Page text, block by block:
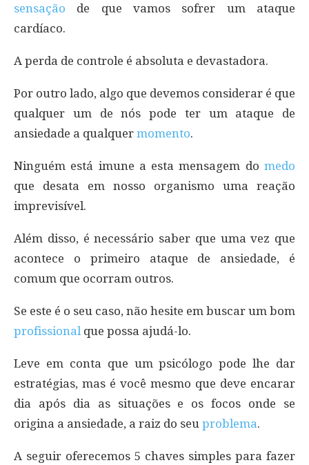
sensação de que vamos sofrer um ataque
cardíaco.
A perda de controle é absoluta e devastadora.
Por outro lado, algo que devemos considerar é que
qualquer um de nós pode ter um ataque de
ansiedade a qualquer momento.
Ninguém está imune a esta mensagem do medo
que desata em nosso organismo uma reação
imprevisível.
Além disso, é necessário saber que uma vez que
acontece o primeiro ataque de ansiedade, é
comum que ocorram outros.
Se este é o seu caso, não hesite em buscar um bom
profissional que possa ajudá-lo.
Leve em conta que um psicólogo pode lhe dar
estratégias, mas é você mesmo que deve encarar
dia após dia as situações e os focos onde se
origina a ansiedade, a raiz do seu problema.
A seguir oferecemos 5 chaves simples para fazer